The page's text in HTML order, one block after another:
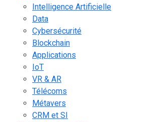
Intelligence Artificielle
Data
Cybersécurité
Blockchain
Applications
IoT
VR & AR
Télécoms
Métavers
CRM et SI